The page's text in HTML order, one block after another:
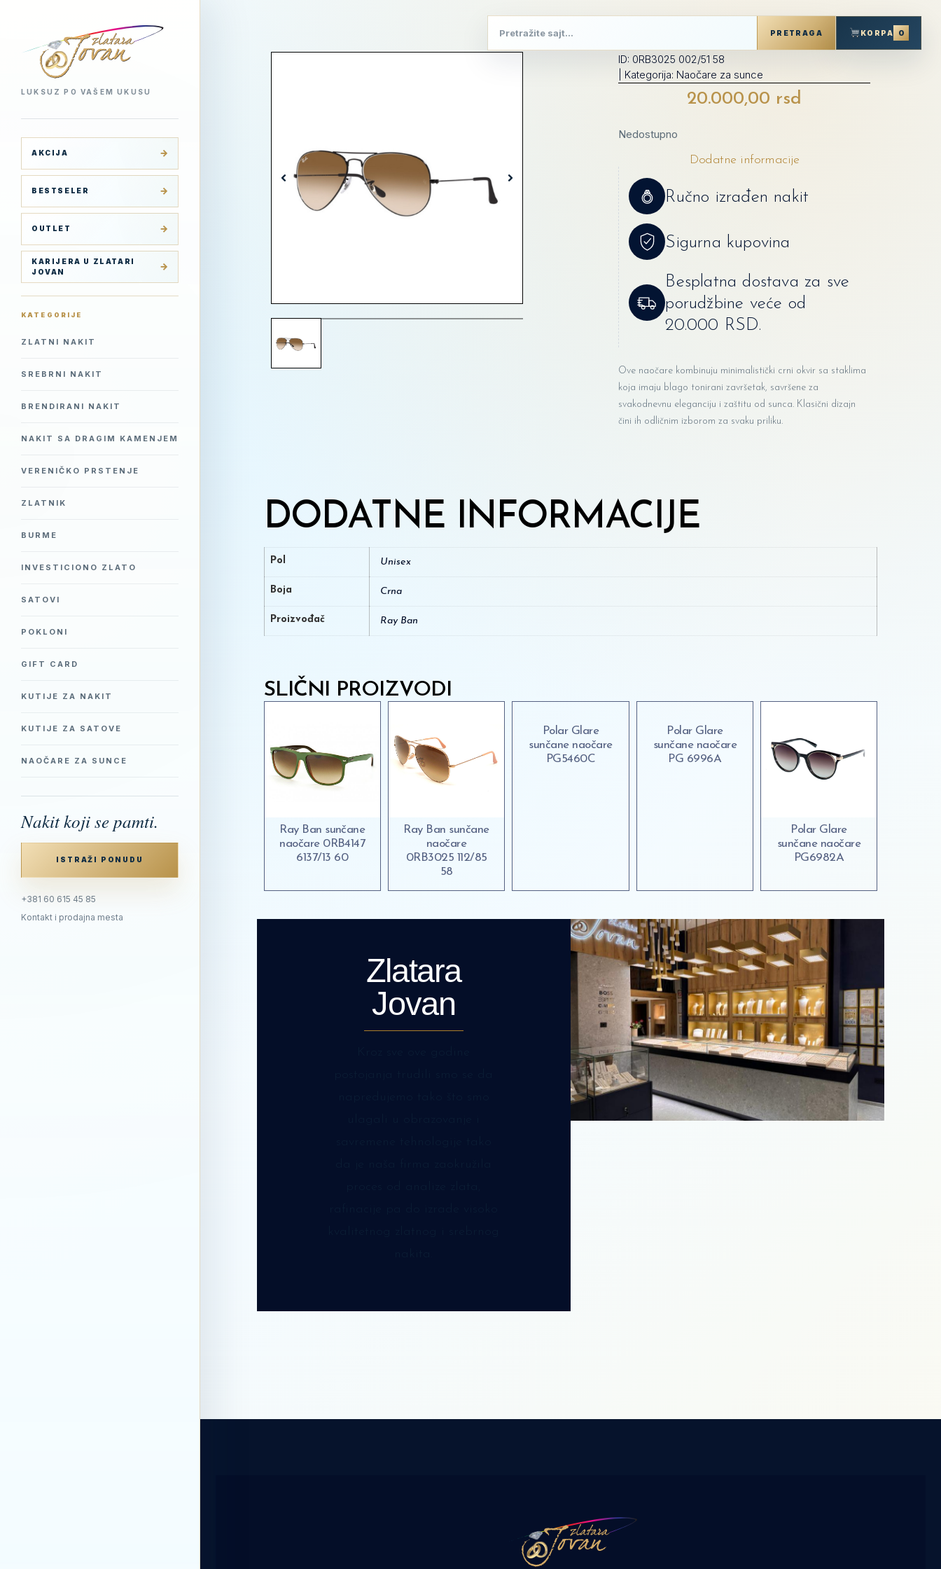
LUKSUZ PO VAŠEM UKUSU
AKCIJA
BESTSELER
OUTLET
KARIJERA U ZLATARI
JOVAN
KATEGORIJE
ZLATNI NAKIT
SREBRNI NAKIT
BRENDIRANI NAKIT
NAKIT SA DRAGIM KAMENJEM
VERENIČKO PRSTENJE
ZLATNIK
BURME
INVESTICIONO ZLATO
SATOVI
POKLONI
GIFT CARD
KUTIJE ZA NAKIT
KUTIJE ZA SATOVE
NAOČARE ZA SUNCE
Nakit koji se pamti.
ISTRAŽI PONUDU
+381 60 615 45 85
Kontakt i prodajna mesta
ID: 0RB3025 002/51 58
| Kategorija: Naočare za sunce
20.000,00 rsd
Nedostupno
Dodatne informacije
Ručno izrađen nakit
Sigurna kupovina
Besplatna dostava za sve
porudžbine veće od
20.000 RSD.
Ove naočare kombinuju minimalistički crni okvir sa staklima
koja imaju blago tonirani završetak, savršene za
svakodnevnu eleganciju i zaštitu od sunca. Klasični dizajn
čini ih odličnim izborom za svaku priliku.
DODATNE INFORMACIJE
Pol Unisex
Boja Crna
Proizvođač Ray Ban
SLIČNI PROIZVODI
Ray Ban sunčane
naočare 0RB4147
6137/13 60
Ray Ban sunčane
naočare
0RB3025 112/85
58
Polar Glare
sunčane naočare
PG5460C
Polar Glare
sunčane naočare
PG 6996A
Polar Glare
sunčane naočare
PG6982A
Zlatara
Jovan
PRETRAGA KORPA 0